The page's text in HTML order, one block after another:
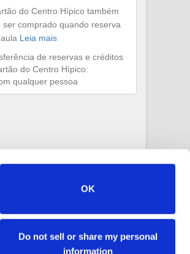
OK
Do not sell or share my personal
information
do Centro Hípico também
ser comprado quando reserva
Leia mais
de reservas e créditos
do Centro Hípico:
qualquer pessoa